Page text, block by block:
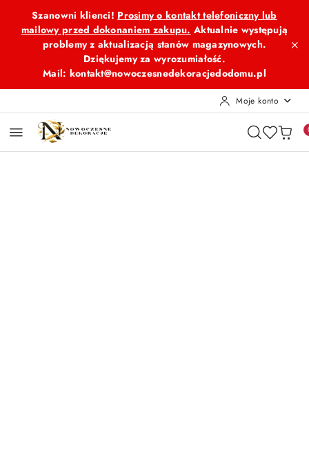
Przejdź do treści głównej
Przejdź do wyszukiwarki
Przejdź do moje konto
Przejdź do menu głównego
Przejdź do opisu produktu
Przejdź do stopki
Szanowni klienci! Prosimy o kontakt telefoniczny lub
mailowy przed dokonaniem zakupu. Aktualnie występują
problemy z aktualizacją stanów magazynowych.
Dziękujemy za wyrozumiałość.
Mail: kontakt@nowoczesnedekoracjedodomu.pl
Moje konto